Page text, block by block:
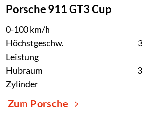
Porsche 911 GT3 Cup
0-100 km/h
Höchstgeschw.
Leistung
Hubraum
Zylinder
Zum Porsche